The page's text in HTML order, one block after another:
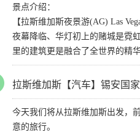
景点介绍：
【拉斯维加斯夜景游(AG) Las
夜幕降临、华灯初上的赌城是霓
里的建筑更是融合了全世界的精
拉斯维加斯【汽车】锡安国
今天我们将从拉斯维加斯出发，
意的旅行。